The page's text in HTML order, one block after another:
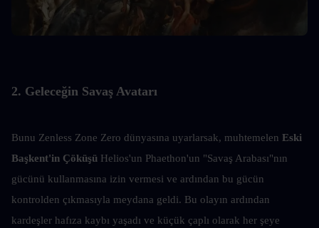
2. Geleceğin Savaş Avatarı
Bunu Zenless Zone Zero dünyasına uyarlarsak, muhtemelen Eski
Başkent'in Çöküşü Helios'un Phaethon'un "Savaş Arabası"nın
gücünü kullanmasına izin vermesi ve ardından bu gücün
kontrolden çıkmasıyla meydana geldi. Bu olayın ardından
kardeşler hafıza kaybı yaşadı ve küçük çaplı olarak her şeye